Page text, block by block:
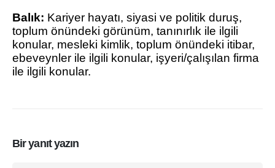
Balık: Kariyer hayatı, siyasi ve politik duruş,
toplum önündeki görünüm, tanınırlık ile ilgili
konular, mesleki kimlik, toplum önündeki itibar,
ebeveynler ile ilgili konular, işyeri/çalışılan firma
ile ilgili konular.
Bir yanıt yazın